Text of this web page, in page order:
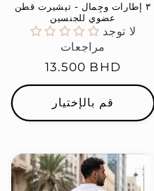
٣ إطارات وجِمال - تيشيرت قطن
عضوي للجنسين
لا توجد
مراجعات
السعر
العادي
13.500 BHD
قم بالإختيار